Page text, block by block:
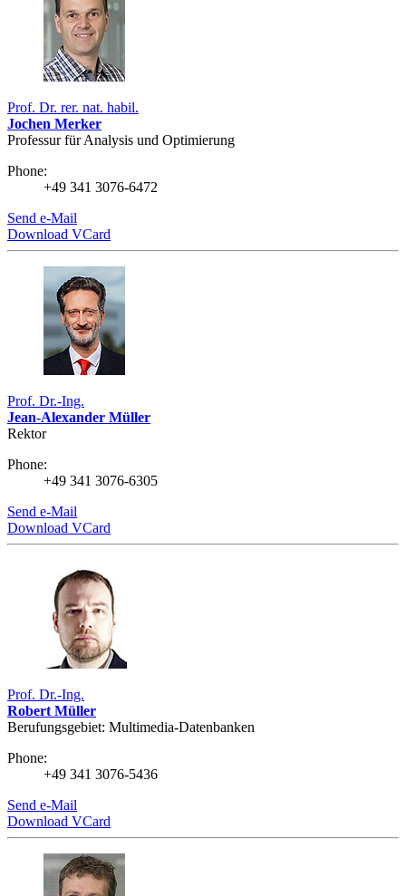
Prof. Dr. rer. nat. habil.
Jochen Merker
Professur für Analysis und Optimierung
Phone:
+49 341 3076-6472
Send e-Mail
Download VCard
Prof. Dr.-Ing.
Jean-Alexander Müller
Rektor
Phone:
+49 341 3076-6305
Send e-Mail
Download VCard
Prof. Dr.-Ing.
Robert Müller
Berufungsgebiet: Multimedia-Datenbanken
Phone:
+49 341 3076-5436
Send e-Mail
Download VCard